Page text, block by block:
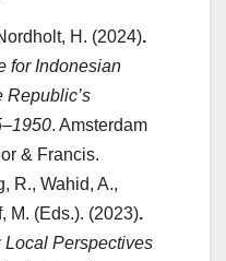
H. (2024).
for Indonesian
Republic’s
. Amsterdam
& Francis.
R., Wahid, A.,
M. (Eds.). (2023).
Perspectives